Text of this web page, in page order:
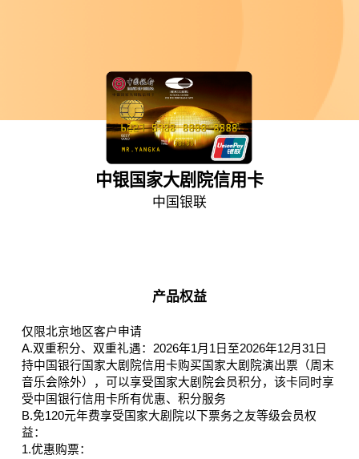
中银国家大剧院信用卡
中国银联
产品权益
仅限北京地区客户申请
A.双重积分、双重礼遇：2026年1月1日至2026年12月31日
持中国银行国家大剧院信用卡购买国家大剧院演出票（周末
音乐会除外），可以享受国家大剧院会员积分，该卡同时享
受中国银行信用卡所有优惠、积分服务
B.免120元年费享受国家大剧院以下票务之友等级会员权
益：
1.优惠购票：